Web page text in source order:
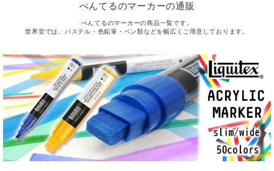
ぺんてるのマーカーの通販
ぺんてるのマーカーの商品一覧です。
世界堂では、パステル・色鉛筆・ペン類などを幅広くご用意しております。